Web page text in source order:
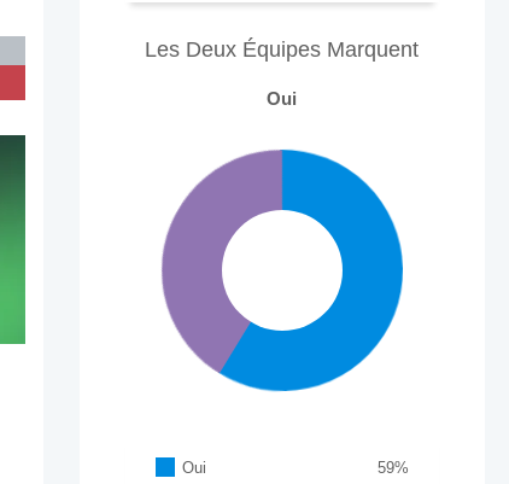
Les Deux Équipes Marquent
Oui
Oui %
59